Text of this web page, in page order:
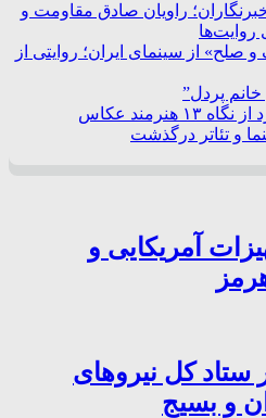
راویان صادق مقاومت و
روایت‌ها
صلح» از سینمای ایران؛ روایتی از
پردل”
عکاس
و تئاتر درگذشت
آمریکایی و
در ستاد کل نیروهای
و بسیج